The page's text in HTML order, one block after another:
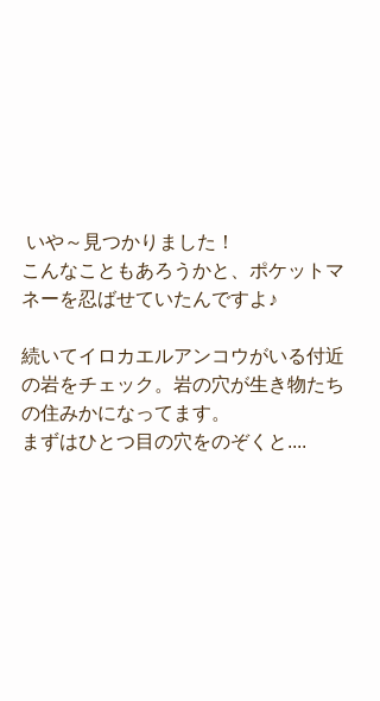
いや～見つかりました！
こんなこともあろうかと、ポケットマ
ネーを忍ばせていたんですよ♪
続いてイロカエルアンコウがいる付近
の岩をチェック。岩の穴が生き物たち
の住みかになってます。
まずはひとつ目の穴をのぞくと....